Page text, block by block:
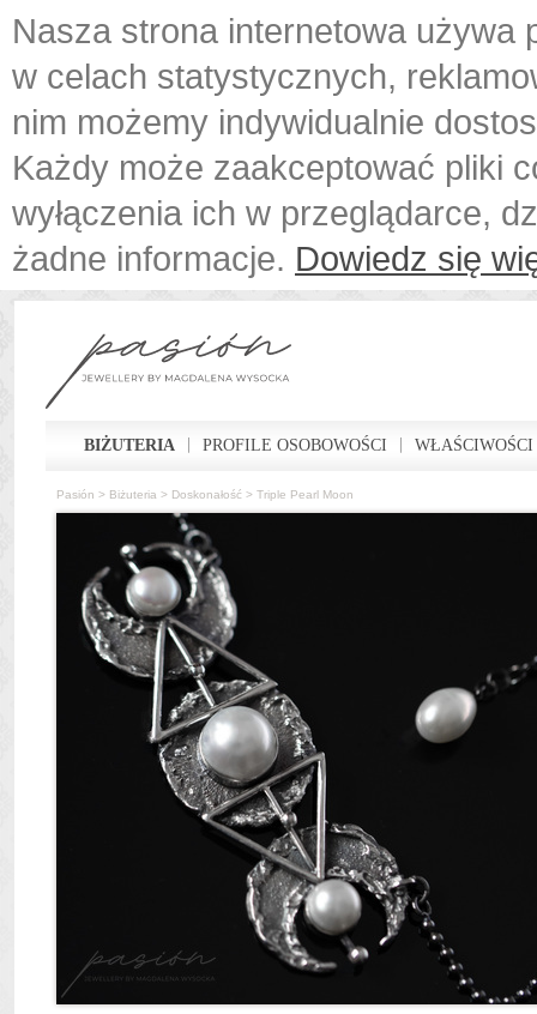
Nasza strona internetowa używa
w celach statystycznych,
nim możemy indywidualnie
Każdy może zaakceptować pliki
wyłączenia ich w przeglądarce,
żadne informacje. Dowiedz się
BIŻUTERIA PROFILE OSOBOWOŚCI
Pasión > Biżuteria > Doskonałość > Triple Pearl Moon